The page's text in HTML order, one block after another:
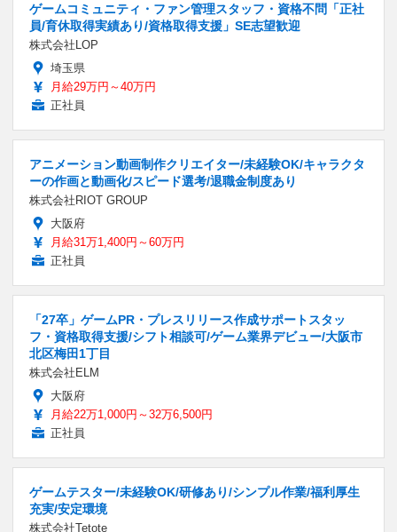
ゲームコミュニティ・ファン管理スタッフ・資格不問「正社
員/育休取得実績あり/資格取得支援」SE志望歓迎
株式会社LOP
埼玉県
月給29万円～40万円
正社員
アニメーション動画制作クリエイター/未経験OK/キャラクタ
ーの作画と動画化/スピード選考/退職金制度あり
株式会社RIOT GROUP
大阪府
月給31万1,400円～60万円
正社員
「27卒」ゲームPR・プレスリリース作成サポートスタッ
フ・資格取得支援/シフト相談可/ゲーム業界デビュー/大阪市
北区梅田1丁目
株式会社ELM
大阪府
月給22万1,000円～32万6,500円
正社員
ゲームテスター/未経験OK/研修あり/シンプル作業/福利厚生
充実/安定環境
株式会社Tetote